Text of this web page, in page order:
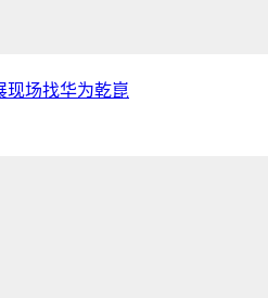
现场找华为乾崑